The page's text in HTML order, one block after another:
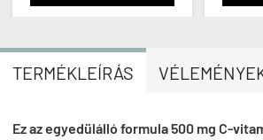
TERMÉKLEÍRÁS
Ez az egyedülálló formula 500 mg C-